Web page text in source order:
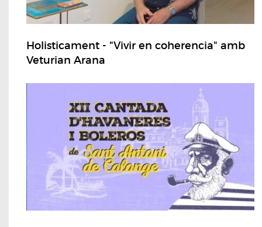
Holisticament - "Vivir en coherencia" amb
Veturian Arana